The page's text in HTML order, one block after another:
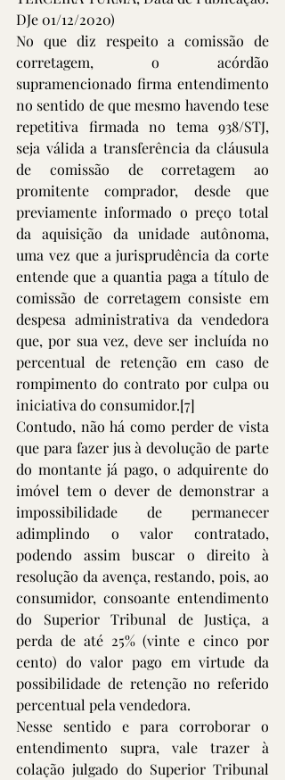
DJe 01/12/2020)
No que diz respeito a comissão de
corretagem, o acórdão
supramencionado firma entendimento
no sentido de que mesmo havendo tese
repetitiva firmada no tema 938/STJ,
seja válida a transferência da cláusula
de comissão de corretagem ao
promitente comprador, desde que
previamente informado o preço total
da aquisição da unidade autônoma,
uma vez que a jurisprudência da corte
entende que a quantia paga a título de
comissão de corretagem consiste em
despesa administrativa da vendedora
que, por sua vez, deve ser incluída no
percentual de retenção em caso de
rompimento do contrato por culpa ou
iniciativa do consumidor.[7]
Contudo, não há como perder de vista
que para fazer jus à devolução de parte
do montante já pago, o adquirente do
imóvel tem o dever de demonstrar a
impossibilidade de permanecer
adimplindo o valor contratado,
podendo assim buscar o direito à
resolução da avença, restando, pois, ao
consumidor, consoante entendimento
do Superior Tribunal de Justiça, a
perda de até 25% (vinte e cinco por
cento) do valor pago em virtude da
possibilidade de retenção no referido
percentual pela vendedora.
Nesse sentido e para corroborar o
entendimento supra, vale trazer à
colação julgado do Superior Tribunal